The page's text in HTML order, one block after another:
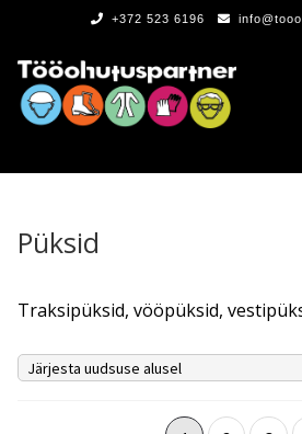
+372 523 6196
Püksid
Traksipüksid, vööpüksid,